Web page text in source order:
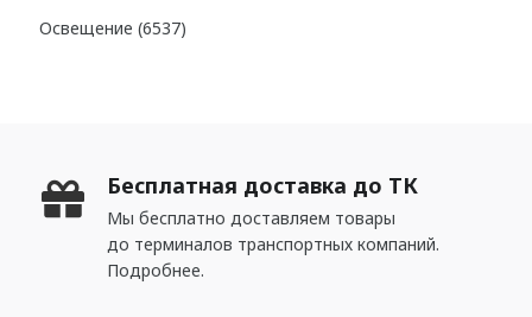
СВЕТИЛЬНИКИ
Встраиваемые
Настенные
Освещение (6537)
Бесплатная доставка до ТК
Мы бесплатно доставляем товары
до терминалов транспортных компаний.
Подробнее.